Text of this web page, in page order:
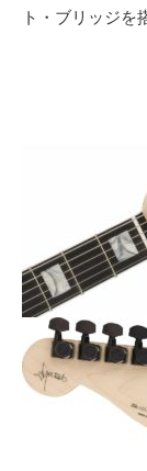
ト・ブリッジを